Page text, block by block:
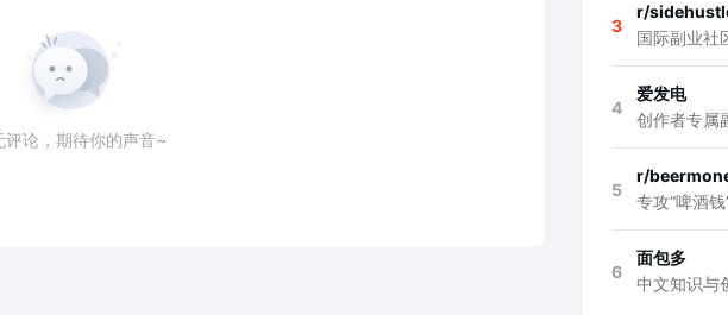
评论，期待你的声音~
3
r/
4
爱发电
5
r/
6
面包多